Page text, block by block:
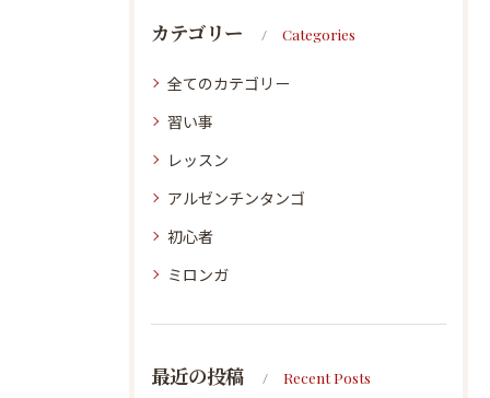
カテゴリー Categories
全てのカテゴリー
習い事
レッスン
アルゼンチンタンゴ
初心者
ミロンガ
最近の投稿 Recent Posts